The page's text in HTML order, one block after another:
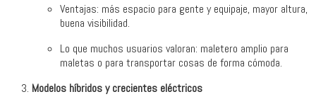
Ventajas: más espacio para gente y equipaje, mayor altura,
buena visibilidad.
Lo que muchos usuarios valoran: maletero amplio para
maletas o para transportar cosas de forma cómoda.
Modelos híbridos y crecientes eléctricos